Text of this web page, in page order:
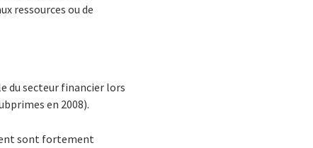
ressources ou de
du secteur financier lors
en 2008).
sont fortement